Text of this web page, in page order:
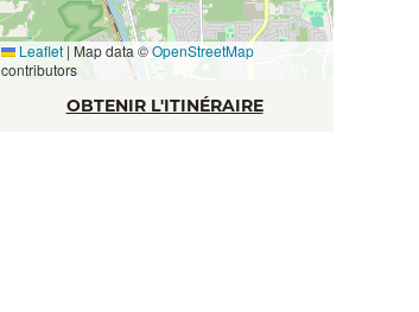
Leaflet | Map data ©OpenStreetMap
contributors
OBTENIR L'ITINÉRAIRE